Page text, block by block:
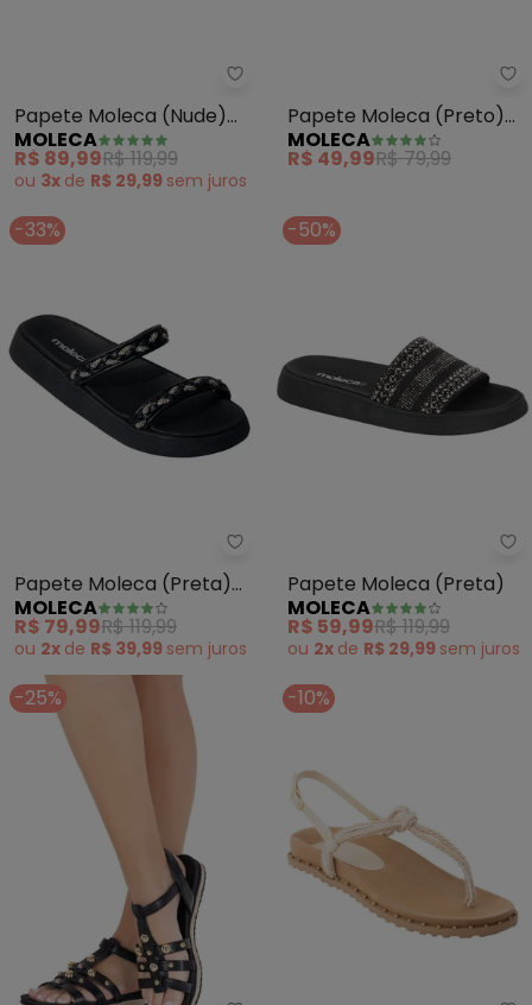
Moleca - Papete Moleca
Papete Moleca (Nude)
em Sintético
MOLECA
R$ 89,99R$ 119,99
ou 3x de R$ 29,99 sem juros
Papete Moleca (Preto)
em Sintético
MOLECA
R$ 49,99R$ 79,99
-33%
Moleca - Papete Moleca
Papete Moleca (Preta)
em Sintético
MOLECA
R$ 79,99R$ 119,99
ou 2x de R$ 39,99 sem juros
-50%
Papete Moleca (Preta)
MOLECA
R$ 59,99R$ 119,99
ou 2x de R$ 29,99 sem juros
-25% -10%